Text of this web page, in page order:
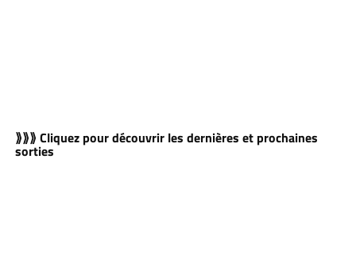
⟫⟫⟫ Cliquez pour découvrir les dernières et prochaines
sorties